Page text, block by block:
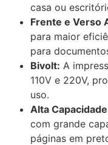
casa ou
Frente e Verso
para maior
para
Bivolt: A
110V e 220V,
uso.
Alta
com grande
páginas em